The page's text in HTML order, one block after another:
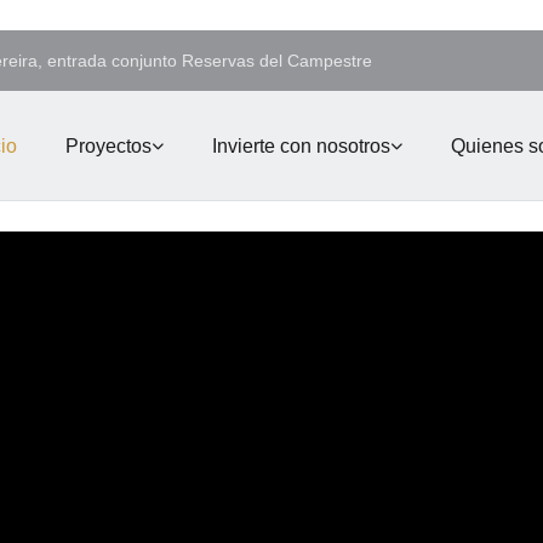
entrada conjunto Reservas del Campestre
Proyectos Invierte con nosotros Quienes